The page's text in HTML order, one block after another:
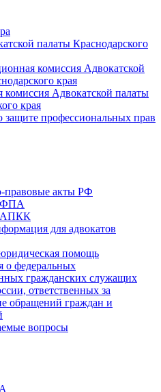
палаты Краснодарского
комиссия Адвокатской
края
комиссия Адвокатской палаты
края
защите профессиональных прав
правовые акты РФ
ФПА
АПКК
для адвокатов
помощь
о федеральных
гражданских служащих
ответственных за
обращений граждан и
вопросы